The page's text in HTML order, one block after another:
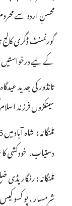
محسنِ اردو سے
گورنمنٹ ڈگری کالج
کے لیے
تانڈور کی جدید
سینکڑوں فرزند
دستیاب، خودکشی
تلنگانہ : رنگاریڈی